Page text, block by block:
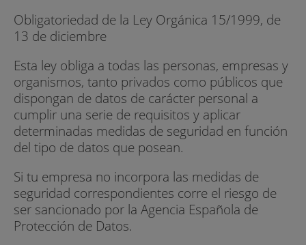
Obligatoriedad de la Ley Orgánica 15/1999, de
13 de diciembre
Esta ley obliga a todas las personas, empresas y
organismos, tanto privados como públicos que
dispongan de datos de carácter personal a
cumplir una serie de requisitos y aplicar
determinadas medidas de seguridad en función
del tipo de datos que posean.
Si tu empresa no incorpora las medidas de
seguridad correspondientes corre el riesgo de
ser sancionado por la Agencia Española de
Protección de Datos.